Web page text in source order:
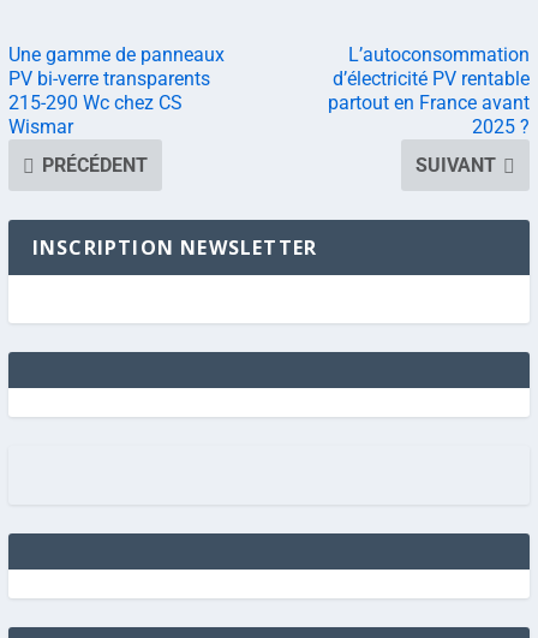
Une gamme de panneaux
PV bi-verre transparents
215-290 Wc chez CS
Wismar
PRÉCÉDENT
L’autoconsommation
d’électricité PV rentable
partout en France avant
2025 ?
SUIVANT
INSCRIPTION NEWSLETTER